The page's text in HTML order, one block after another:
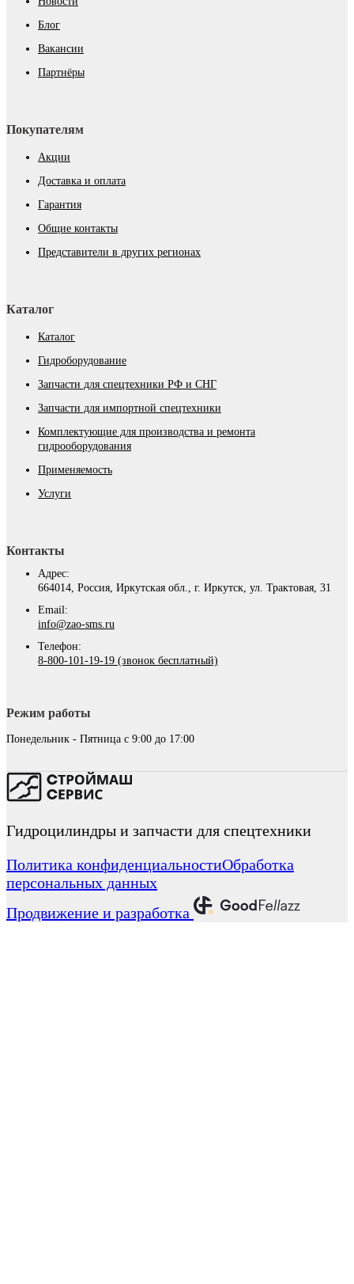
Блог
Вакансии
Партнёры
Покупателям
Акции
Доставка и оплата
Гарантия
Общие контакты
Представители в других регионах
Каталог
Каталог
Гидроборудование
Запчасти для спецтехники РФ и СНГ
Запчасти для импортной спецтехники
Комплектующие для производства и ремонта
гидрооборудования
Применяемость
Услуги
Контакты
Адрес:
664014, Россия, Иркутская обл., г. Иркутск, ул. Трактовая, 31
Email:
info@zao-sms.ru
Телефон:
8-800-101-19-19 (звонок бесплатный)
Режим работы
Понедельник - Пятница с 9:00 до 17:00
Гидроцилиндры и запчасти для спецтехники
Политика конфиденциальностиОбработка
персональных данных
Продвижение и разработка